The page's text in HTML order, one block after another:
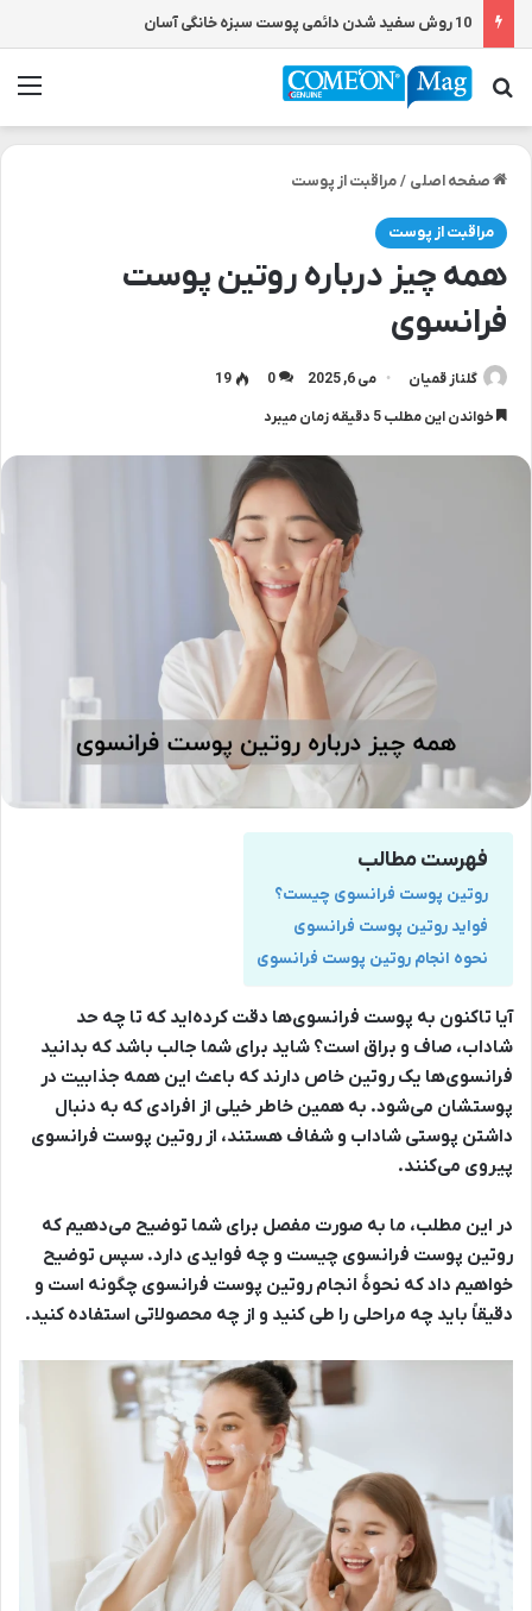
10 روش سفید شدن دائمی پوست سبزه خانگی آسان
جستجو برای
صفحه اصلی /مراقبت از پوست
مراقبت از پوست
همه چیز درباره روتین پوست
فرانسوی
گلناز قمیان می 6, 2025 0
19
خواندن این مطلب 5 دقیقه زمان میبرد
فهرست مطالب
روتین پوست فرانسوی چیست؟
فواید روتین پوست فرانسوی
نحوه انجام روتین پوست فرانسوی
آیا تاکنون به پوست فرانسوی‌ها دقت کرده‌اید که تا چه حد
شاداب، صاف و براق است؟ شاید برای شما جالب باشد که بدانید
فرانسوی‌ها یک روتین خاص دارند که باعث این همه جذابیت در
پوستشان می‌شود. به همین خاطر خیلی از افرادی که به دنبال
داشتن پوستی شاداب و شفاف هستند، از روتین پوست فرانسوی
پیروی می‌کنند.
در این مطلب، ما به صورت مفصل برای شما توضیح می‌دهیم که
روتین پوست فرانسوی چیست و چه فوایدی دارد. سپس توضیح
خواهیم داد که نحوۀ انجام روتین پوست فرانسوی چگونه است و
دقیقاً باید چه مراحلی را طی کنید و از چه محصولاتی استفاده کنید.